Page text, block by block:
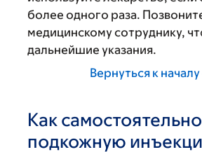
более одного раза.
медицинскому сотруднику,
дальнейшие указания.
Вернуться к
Как
подкожную